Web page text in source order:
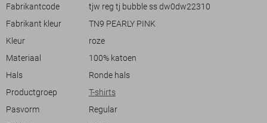
in het park. Met Tommy Jeans weet je zeker dat je kwaliteit en stijl in
huis haalt.
Fabrikantcode
tjw reg tj bubble ss dw0dw22310
Fabrikant kleur
TN9 PEARLY PINK
Kleur
roze
Materiaal
100% katoen
Hals
Ronde hals
Productgroep
T-shirts
Pasvorm
Regular